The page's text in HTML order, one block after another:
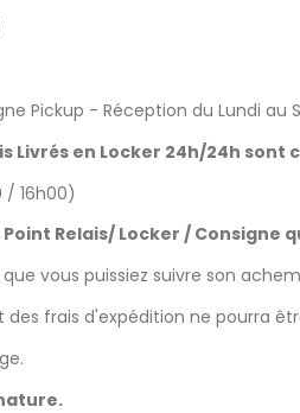
Pickup - Réception du Lundi au
Livrés en Locker 24h/24h sont
/ 16h00)
Relais/ Locker / Consigne
vous puissiez suivre son
frais d'expédition ne pourra